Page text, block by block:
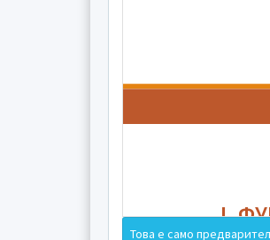
I.
Това е само